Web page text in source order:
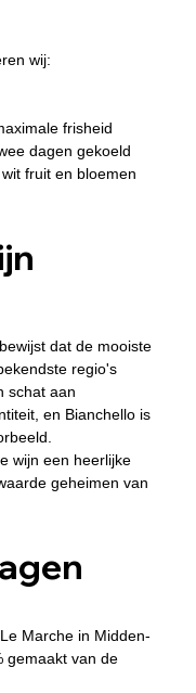
wij:
frisheid
dagen gekoeld
fruit en bloemen
dat de mooiste
regio's
schat aan
en Bianchello is
wijn een heerlijke
geheimen van
Marche in Midden-
gemaakt van de